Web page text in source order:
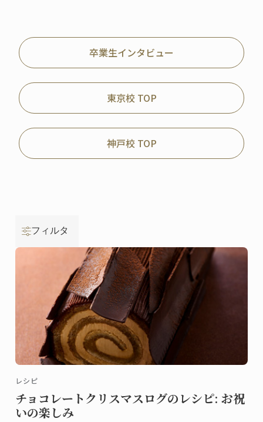
卒業生インタビュー
東京校 TOP
神戸校 TOP
フィルタ
レシピ
チョコレートクリスマスログのレシピ: お祝
いの楽しみ